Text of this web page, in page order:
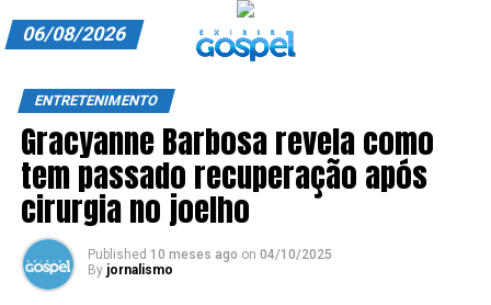
ANUNCIE CONOSCO
ASSINE
CARRINHO
EDITORIAL
06/08/2026
ENTRETENIMENTO
Gracyanne Barbosa revela como
tem passado recuperação após
cirurgia no joelho
Published 10 meses ago on 04/10/2025
By jornalismo